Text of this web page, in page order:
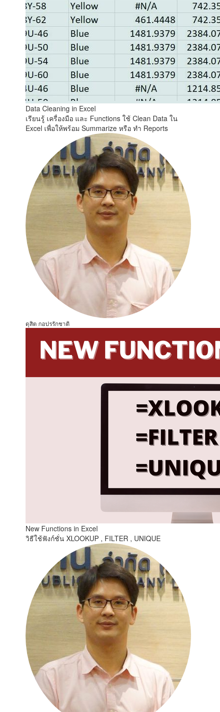
Data Cleaning in Excel
เรียนรู้ เครื่องมือ และ Functions ใช้ Clean Data ใน
Excel เพื่อให้พร้อม Summarize หรือ ทำ Reports
ดุสิต กอปรรักชาติ
New Functions in Excel
วิธีใช้ฟังก์ชั่น XLOOKUP , FILTER , UNIQUE